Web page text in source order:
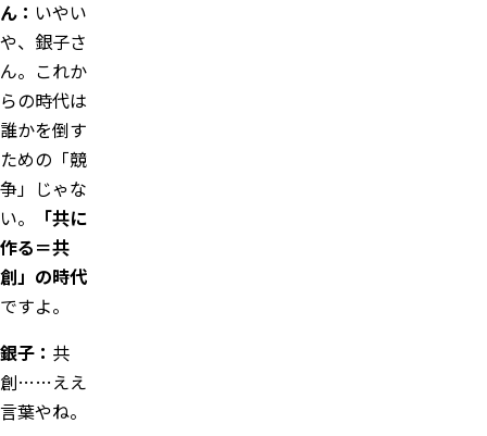
ん： いやい
や、銀子さ
ん。これか
らの時代は
誰かを倒す
ための「競
争」じゃな
い。
「共に
作る＝共
創」の時代
ですよ。
銀子： 共
創……ええ
言葉やね。